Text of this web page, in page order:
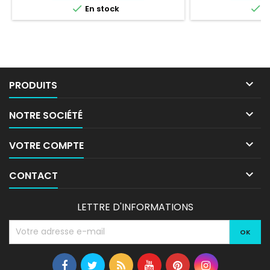
 En stock 
PRODUITS 
NOTRE SOCIÉTÉ 
VOTRE COMPTE 
CONTACT 
LETTRE D'INFORMATIONS